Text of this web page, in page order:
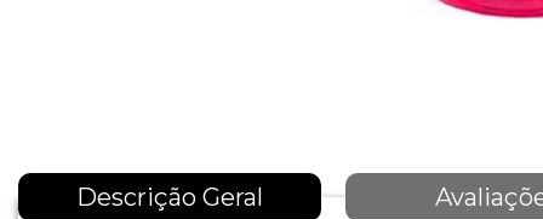
Descrição Geral